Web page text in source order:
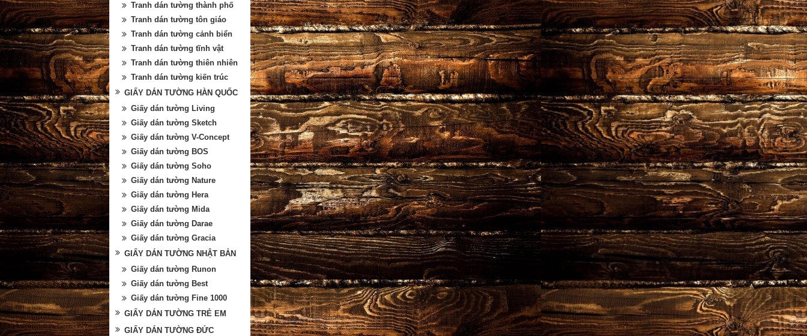
Tranh dán tường thành phố
Tranh dán tường tôn giáo
Tranh dán tường cảnh biển
Tranh dán tường tĩnh vật
Tranh dán tường thiên nhiên
Tranh dán tường kiến trúc
GIẤY DÁN TƯỜNG HÀN QUỐC
Giấy dán tường Living
Giấy dán tường Sketch
Giấy dán tường V-Concept
Giấy dán tường BOS
Giấy dán tường Soho
Giấy dán tường Nature
Giấy dán tường Hera
Giấy dán tường Mida
Giấy dán tường Darae
Giấy dán tường Gracia
GIẤY DÁN TƯỜNG NHẬT BẢN
Giấy dán tường Runon
Giấy dán tường Best
Giấy dán tường Fine 1000
GIẤY DÁN TƯỜNG TRẺ EM
GIẤY DÁN TƯỜNG ĐỨC